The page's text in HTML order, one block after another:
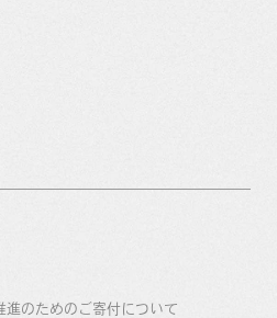
進のためのご寄付について